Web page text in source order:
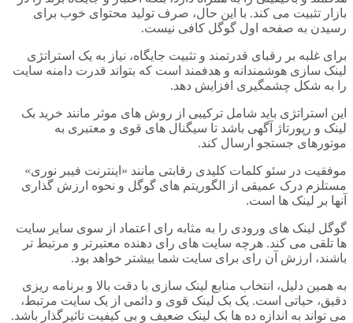
بازار تثبیت می کند. با این حال، صرف تولید محتوای خوب برای
رسیدن به صفحه اول گوگل کافی نیست.
برای غلبه بر رقبای قدرتمند و تثبیت جایگاه، نیاز به یک استراتژی
لینک سازی هوشمندانه و هدفمند است که بتواند قدرت دامنه سایت
را به شکل چشمگیری افزایش دهد.
این استراتژی باید شامل ترکیبی از روش های موثر مانند خرید بک
لینک و رپورتاژ آگهی باشد تا سیگنال های قوی و معتبری به
موتورهای جستجو ارسال کند.
موفقیت در سئو کلمات کلیدی رقابتی مانند «اینترنت فیبر نوری»
مستلزم درک عمیقی از الگوریتم های گوگل و نحوه ارزش گذاری
آنها بر لینک ها است.
گوگل لینک های ورودی را به مثابه رای اعتماد از سوی سایر سایت
ها تلقی می کند. هرچه سایت های رای دهنده معتبرتر و مرتبط تر
باشند، ارزش آن رای برای سایت شما بیشتر خواهد بود.
به همین دلیل، انتخاب منابع لینک سازی با دقت بالا و برنامه ریزی
دقیق، حیاتی است. یک بک لینک قوی و دائمی از یک سایت مرتبط،
می تواند به اندازه ده ها بک لینک ضعیف و بی کیفیت تاثیرگذار باشد.